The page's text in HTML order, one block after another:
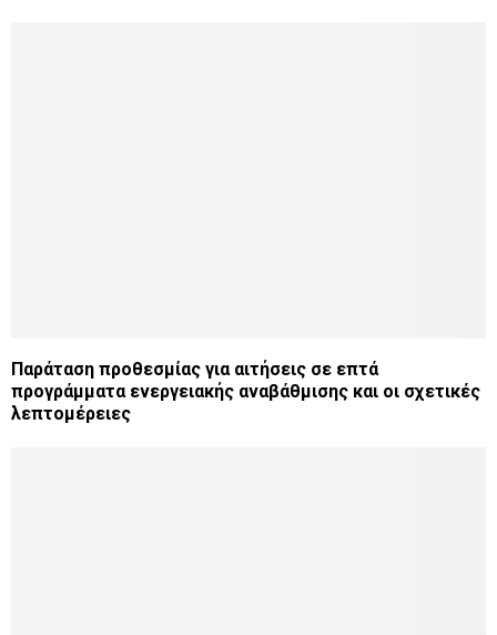
Παράταση προθεσμίας για αιτήσεις σε επτά
προγράμματα ενεργειακής αναβάθμισης και οι σχετικές
λεπτομέρειες